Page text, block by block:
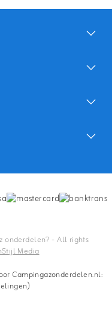
onderdelen? - All rights
Media
Campingazonderdelen.nl: